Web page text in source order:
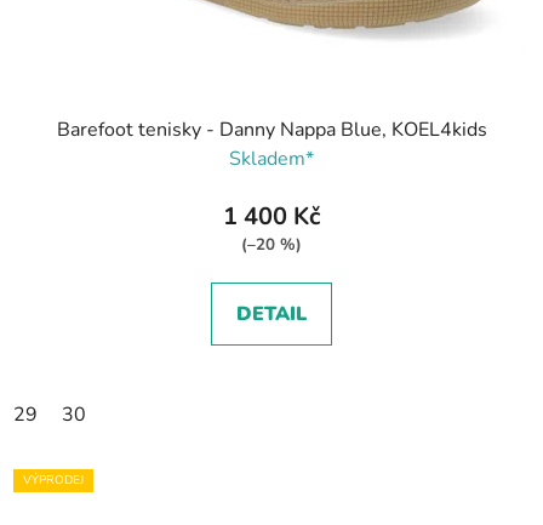
Barefoot tenisky - Danny Nappa Blue, KOEL4kids
Skladem*
1 400 Kč
(–20 %)
DETAIL
29 30
VÝPRODEJ